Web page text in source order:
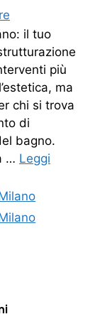
il tuo
più
ma
chi si trova
di
bagno.
… Leggi